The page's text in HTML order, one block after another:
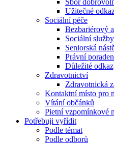
Užitečné
Sociální péče
Bezbariérový
Sociální služby
Seniorská
Právní
Důležité
Zdravotnictví
Zdravotnická
Kontaktní místo pro
Vítání občánků
Pietní vzpomínkové
Potřebuji vyřídit
Podle témat
Podle odborů